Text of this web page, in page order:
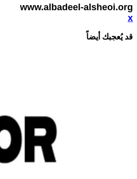
www.albadeel-alsheoi.org
x